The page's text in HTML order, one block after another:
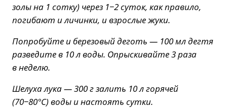
золы на 1 сотку) через 1−2 суток, как правило,
погибают и личинки, и взрослые жуки.
Попробуйте и березовый деготь — 100 мл дегтя
разведите в 10 л воды. Опрыскивайте 3 раза
в неделю.
Шелуха лука — 300 г залить 10 л горячей
(70−80°C) воды и настоять сутки.